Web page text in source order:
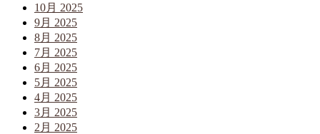
10月 2025
9月 2025
8月 2025
7月 2025
6月 2025
5月 2025
4月 2025
3月 2025
2月 2025